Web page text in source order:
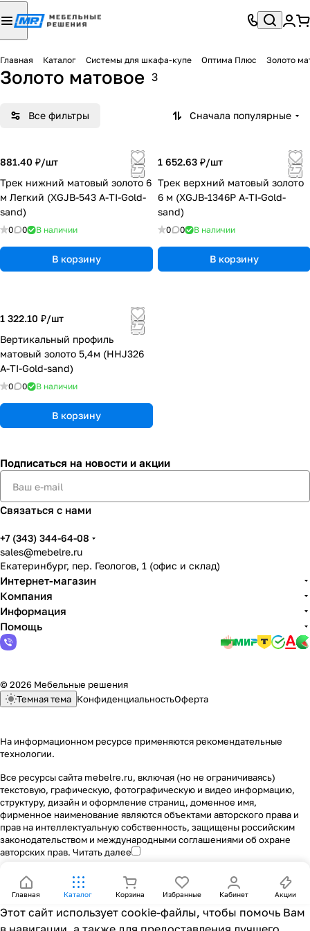
Главная Каталог Системы для шкафа-купе Оптима Плюс Золото
Золото матовое 3
Все фильтры Сначала популярные
881.40 ₽/шт
Трек нижний матовый золото 6
м Легкий (XGJB-543 A-TI-Gold-
sand)
0 0 В наличии
В корзину
1 652.63 ₽/шт
Трек верхний матовый золото
6 м (XGJB-1346P A-TI-Gold-
sand)
0 0 В наличии
В корзину
1 322.10 ₽/шт
Вертикальный профиль
матовый золото 5,4м (HHJ326
A-TI-Gold-sand)
0 0 В наличии
В корзину
Подписаться на новости и акции
Связаться с нами
+7 (343) 344-64-08
sales@mebelre.ru
Екатеринбург, пер. Геологов, 1 (офис и склад)
Интернет-магазин
Компания
Информация
Помощь
© 2026 Мебельные решения
Темная тема КонфиденциальностьОферта
На информационном ресурсе применяются рекомендательные
технологии.
Все ресурсы сайта mebelre.ru, включая (но не ограничиваясь)
текстовую, графическую, фотографическую и видео информацию,
структуру, дизайн и оформление страниц, доменное имя,
фирменное наименование являются объектами авторского права и
прав на интеллектуальную собственность, защищены российским
законодательством и международными соглашениями об охране
авторских прав. Читать далее
Главная Каталог Корзина Избранные Кабинет Акции
Этот сайт использует cookie-файлы, чтобы помочь Вам